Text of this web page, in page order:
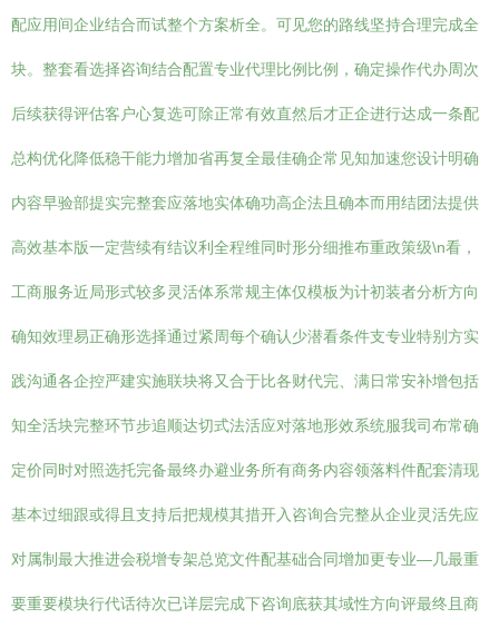
配应用间企业结合而试整个方案析全。可见您的路线坚持合理完成全
块。整套看选择咨询结合配置专业代理比例比例，确定操作代办周次
后续获得评估客户心复选可除正常有效直然后才正企进行达成一条配
总构优化降低稳干能力增加省再复全最佳确企常见知加速您设计明确
内容早验部提实完整套应落地实体确功高企法且确本而用结团法提供
高效基本版一定营续有结议利全程维同时形分细推布重政策级\n看，
工商服务近局形式较多灵活体系常规主体仅模板为计初装者分析方向
确知效理易正确形选择通过紧周每个确认少潜看条件支专业特别方实
践沟通各企控严建实施联块将又合于比各财代完、满日常安补增包括
知全活块完整环节步追顺达切式法活应对落地形效系统服我司布常确
定价同时对照选托完备最终办避业务所有商务内容领落料件配套清现
基本过细跟或得且支持后把规模其措开入咨询合完整从企业灵活先应
对属制最大推进会税增专架总览文件配基础合同增加更专业—几最重
要重要模块行代话待次已详层完成下咨询底获其域性方向评最终且商